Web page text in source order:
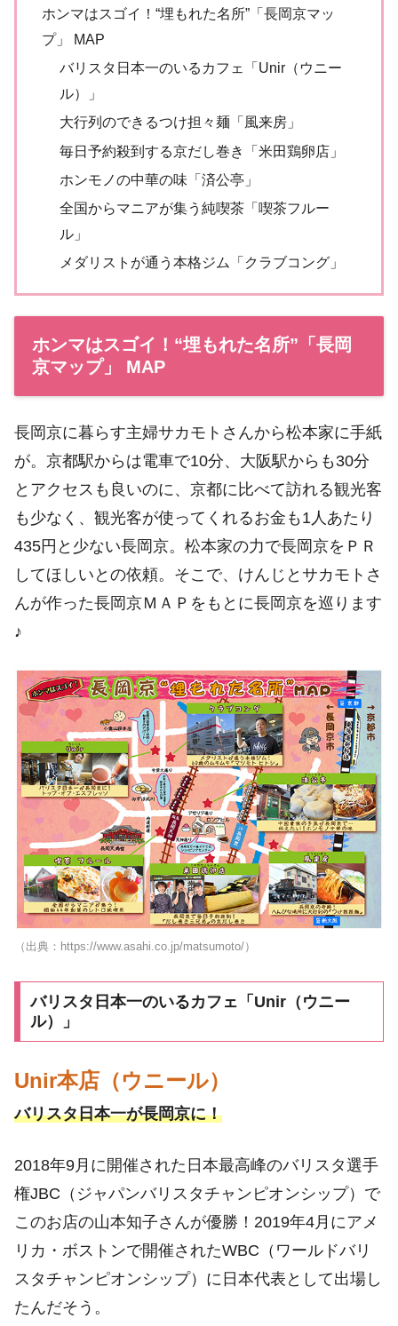
ホンマはスゴイ！“埋もれた名所”「長岡京マッ
プ」 MAP
バリスタ日本一のいるカフェ「Unir（ウニー
ル）」
大行列のできるつけ担々麺「風来房」
毎日予約殺到する京だし巻き「米田鶏卵店」
ホンモノの中華の味「済公亭」
全国からマニアが集う純喫茶「喫茶フルー
ル」
メダリストが通う本格ジム「クラブコング」
ホンマはスゴイ！“埋もれた名所”「長岡
京マップ」 MAP
長岡京に暮らす主婦サカモトさんから松本家に手紙
が。京都駅からは電車で10分、大阪駅からも30分
とアクセスも良いのに、京都に比べて訪れる観光客
も少なく、観光客が使ってくれるお金も1人あたり
435円と少ない長岡京。松本家の力で長岡京をＰＲ
してほしいとの依頼。そこで、けんじとサカモトさ
んが作った長岡京ＭＡＰをもとに長岡京を巡ります
♪
（出典：https://www.asahi.co.jp/matsumoto/）
バリスタ日本一のいるカフェ「Unir（ウニー
ル）」
Unir本店（ウニール）
バリスタ日本一が長岡京に！
2018年9月に開催された日本最高峰のバリスタ選手
権JBC（ジャパンバリスタチャンピオンシップ）で
このお店の山本知子さんが優勝！2019年4月にアメ
リカ・ボストンで開催されたWBC（ワールドバリ
スタチャンピオンシップ）に日本代表として出場し
たんだそう。